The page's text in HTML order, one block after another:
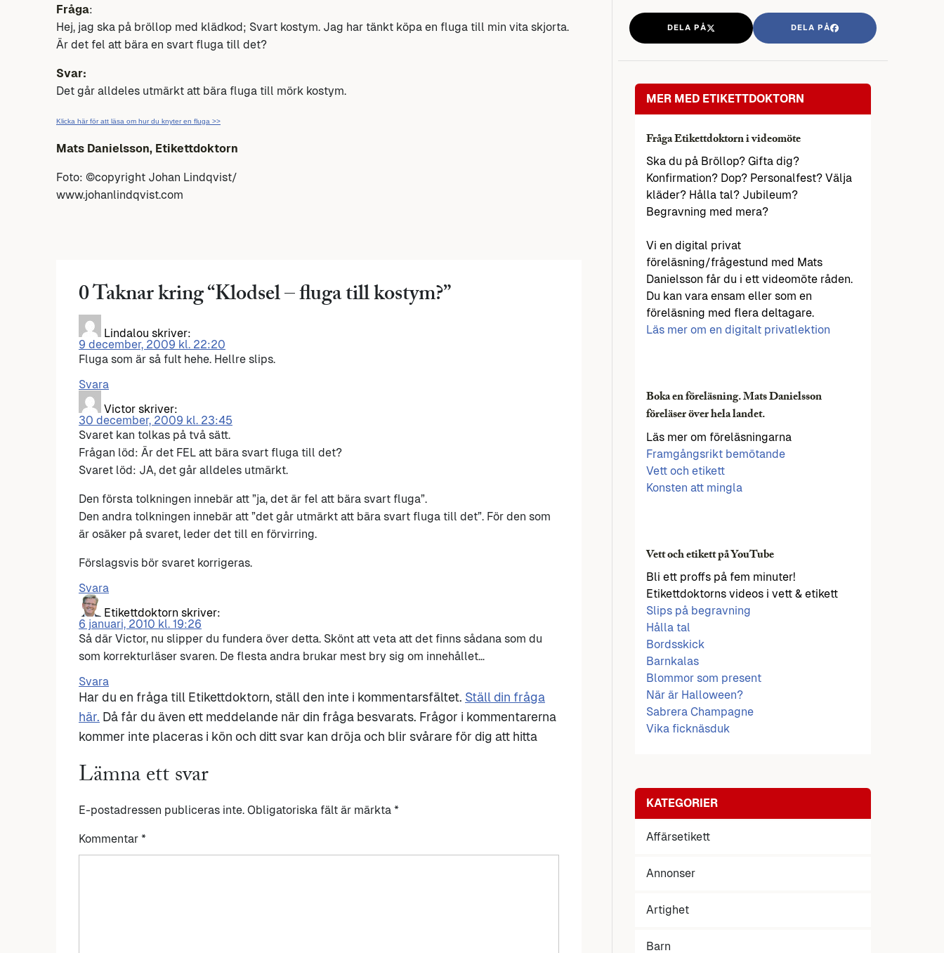
Fråga:
Hej, jag ska på bröllop med klädkod; Svart kostym. Jag har tänkt köpa en fluga till min vita skjorta.
Är det fel att bära en svart fluga till det?
Svar:
Det går alldeles utmärkt att bära fluga till mörk kostym.
Klicka här för att läsa om hur du knyter en fluga >>
Mats Danielsson, Etikettdoktorn
Foto: ©copyright Johan Lindqvist/
www.johanlindqvist.com
0 Taknar kring “Klodsel – fluga till kostym?”
Lindalou skriver:
9 december, 2009 kl. 22:20
Fluga som är så fult hehe. Hellre slips.
Svara
Victor skriver:
30 december, 2009 kl. 23:45
Svaret kan tolkas på två sätt.
Frågan löd: Är det FEL att bära svart fluga till det?
Svaret löd: JA, det går alldeles utmärkt.
Den första tolkningen innebär att ”ja, det är fel att bära svart fluga”.
Den andra tolkningen innebär att ”det går utmärkt att bära svart fluga till det”. För den som
är osäker på svaret, leder det till en förvirring.
Förslagsvis bör svaret korrigeras.
Svara
Etikettdoktorn skriver:
6 januari, 2010 kl. 19:26
Så där Victor, nu slipper du fundera över detta. Skönt att veta att det finns sådana som du
som korrekturläser svaren. De flesta andra brukar mest bry sig om innehållet…
Svara
Har du en fråga till Etikettdoktorn, ställ den inte i kommentarsfältet. Ställ din fråga
här. Då får du även ett meddelande när din fråga besvarats. Frågor i kommentarerna
kommer inte placeras i kön och ditt svar kan dröja och blir svårare för dig att hitta
Lämna ett svar
E-postadressen publiceras inte. Obligatoriska fält är märkta *
Kommentar *
DELA PÅ DELA PÅ
MER MED ETIKETTDOKTORN
Fråga Etikettdoktorn i videomöte
Ska du på Bröllop? Gifta dig?
Konfirmation? Dop? Personalfest? Välja
kläder? Hålla tal? Jubileum?
Begravning med mera?
Vi en digital privat
föreläsning/frågestund med Mats
Danielsson får du i ett videomöte råden.
Du kan vara ensam eller som en
föreläsning med flera deltagare.
Läs mer om en digitalt privatlektion
Boka en föreläsning. Mats Danielsson
föreläser över hela landet.
Läs mer om föreläsningarna
Framgångsrikt bemötande
Vett och etikett
Konsten att mingla
Vett och etikett på YouTube
Bli ett proffs på fem minuter!
Etikettdoktorns videos i vett & etikett
Slips på begravning
Hålla tal
Bordsskick
Barnkalas
Blommor som present
När är Halloween?
Sabrera Champagne
Vika ficknäsduk
KATEGORIER
Affärsetikett
Annonser
Artighet
Barn